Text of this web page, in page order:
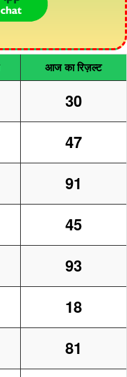
आज का रिज़ल्ट
30
47
91
45
93
18
81